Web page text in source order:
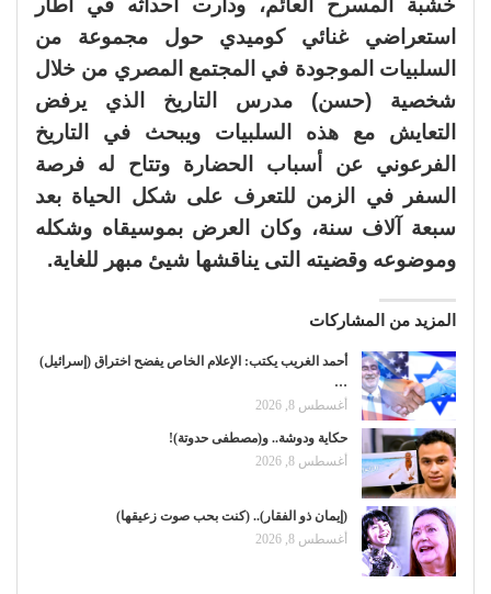
خشبة المسرح العائم، ودارت أحداثه في اطار
استعراضي غنائي كوميدي حول مجموعة من
السلبيات الموجودة في المجتمع المصري من خلال
شخصية (حسن) مدرس التاريخ الذي يرفض
التعايش مع هذه السلبيات ويبحث في التاريخ
الفرعوني عن أسباب الحضارة وتتاح له فرصة
السفر في الزمن للتعرف على شكل الحياة بعد
سبعة آلاف سنة، وكان العرض بموسيقاه وشكله
وموضوعه وقضيته التى يناقشها شيئ مبهر للغاية.
المزيد من المشاركات
أحمد الغريب يكتب: الإعلام الخاص يفضح اختراق (إسرائيل)
…
أغسطس 8, 2026
حكاية ودوشة.. و(مصطفى حدوتة)!
أغسطس 8, 2026
(إيمان ذو الفقار).. (كنت بحب صوت زعيقها)
أغسطس 8, 2026